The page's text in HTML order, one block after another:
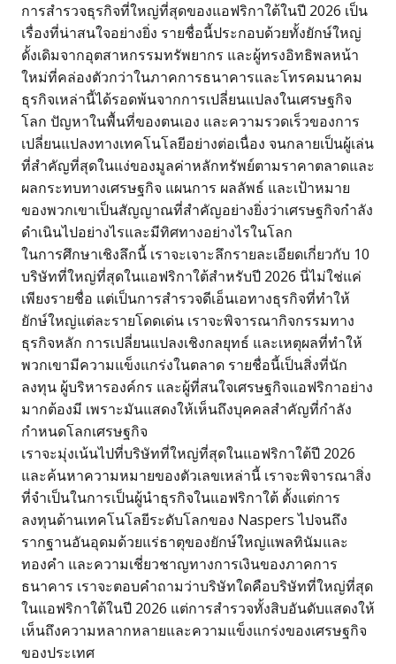
การสำรวจธุรกิจที่ใหญ่ที่สุดของแอฟริกาใต้ในปี 2026 เป็น
เรื่องที่น่าสนใจอย่างยิ่ง รายชื่อนี้ประกอบด้วยทั้งยักษ์ใหญ่
ดั้งเดิมจากอุตสาหกรรมทรัพยากร และผู้ทรงอิทธิพลหน้า
ใหม่ที่คล่องตัวกว่าในภาคการธนาคารและโทรคมนาคม
ธุรกิจเหล่านี้ได้รอดพ้นจากการเปลี่ยนแปลงในเศรษฐกิจ
โลก ปัญหาในพื้นที่ของตนเอง และความรวดเร็วของการ
เปลี่ยนแปลงทางเทคโนโลยีอย่างต่อเนื่อง จนกลายเป็นผู้เล่น
ที่สำคัญที่สุดในแง่ของมูลค่าหลักทรัพย์ตามราคาตลาดและ
ผลกระทบทางเศรษฐกิจ แผนการ ผลลัพธ์ และเป้าหมาย
ของพวกเขาเป็นสัญญาณที่สำคัญอย่างยิ่งว่าเศรษฐกิจกำลัง
ดำเนินไปอย่างไรและมีทิศทางอย่างไรในโลก
ในการศึกษาเชิงลึกนี้ เราจะเจาะลึกรายละเอียดเกี่ยวกับ 10
บริษัทที่ใหญ่ที่สุดในแอฟริกาใต้สำหรับปี 2026 นี่ไม่ใช่แค่
เพียงรายชื่อ แต่เป็นการสำรวจดีเอ็นเอทางธุรกิจที่ทำให้
ยักษ์ใหญ่แต่ละรายโดดเด่น เราจะพิจารณากิจกรรมทาง
ธุรกิจหลัก การเปลี่ยนแปลงเชิงกลยุทธ์ และเหตุผลที่ทำให้
พวกเขามีความแข็งแกร่งในตลาด รายชื่อนี้เป็นสิ่งที่นัก
ลงทุน ผู้บริหารองค์กร และผู้ที่สนใจเศรษฐกิจแอฟริกาอย่าง
มากต้องมี เพราะมันแสดงให้เห็นถึงบุคคลสำคัญที่กำลัง
กำหนดโลกเศรษฐกิจ
เราจะมุ่งเน้นไปที่บริษัทที่ใหญ่ที่สุดในแอฟริกาใต้ปี 2026
และค้นหาความหมายของตัวเลขเหล่านี้ เราจะพิจารณาสิ่ง
ที่จำเป็นในการเป็นผู้นำธุรกิจในแอฟริกาใต้ ตั้งแต่การ
ลงทุนด้านเทคโนโลยีระดับโลกของ Naspers ไปจนถึง
รากฐานอันอุดมด้วยแร่ธาตุของยักษ์ใหญ่แพลทินัมและ
ทองคำ และความเชี่ยวชาญทางการเงินของภาคการ
ธนาคาร เราจะตอบคำถามว่าบริษัทใดคือบริษัทที่ใหญ่ที่สุด
ในแอฟริกาใต้ในปี 2026 แต่การสำรวจทั้งสิบอันดับแสดงให้
เห็นถึงความหลากหลายและความแข็งแกร่งของเศรษฐกิจ
ของประเทศ